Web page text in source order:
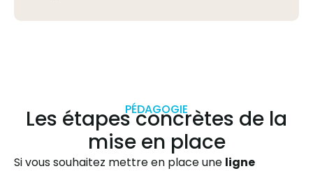
PÉDAGOGIE
Les étapes concrètes de la
mise en place
Si vous souhaitez mettre en place une ligne